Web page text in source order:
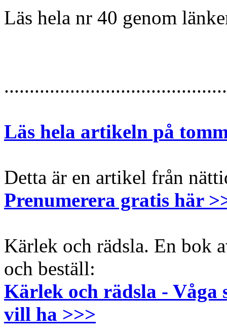
Läs hela nr 40 genom
Läs hela artikeln på
Detta är en artikel från
Prenumerera gratis här
Kärlek och rädsla. En bok
och beställ:
Kärlek och rädsla - Våga
vill ha >>>